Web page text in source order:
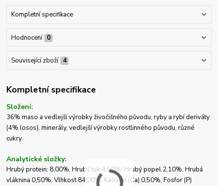
Kompletní specifikace
Hodnocení 0
Související zboží 4
Kompletní specifikace
Složení:
36% maso a vedlejší výrobky živočišného původu, ryby a rybí deriváty
(4% losos), minerály, vedlejší výrobky rostlinného původu, různé
cukry.
Analytické složky:
Hrubý protein: 8,00%, Hrubý tuk 4,50%, Hrubý popel 2,10%, Hrubá
vláknina 0,50%, Vlhkost 84,00%, Kalcium (Ca) 0,50%, Fosfor (P)